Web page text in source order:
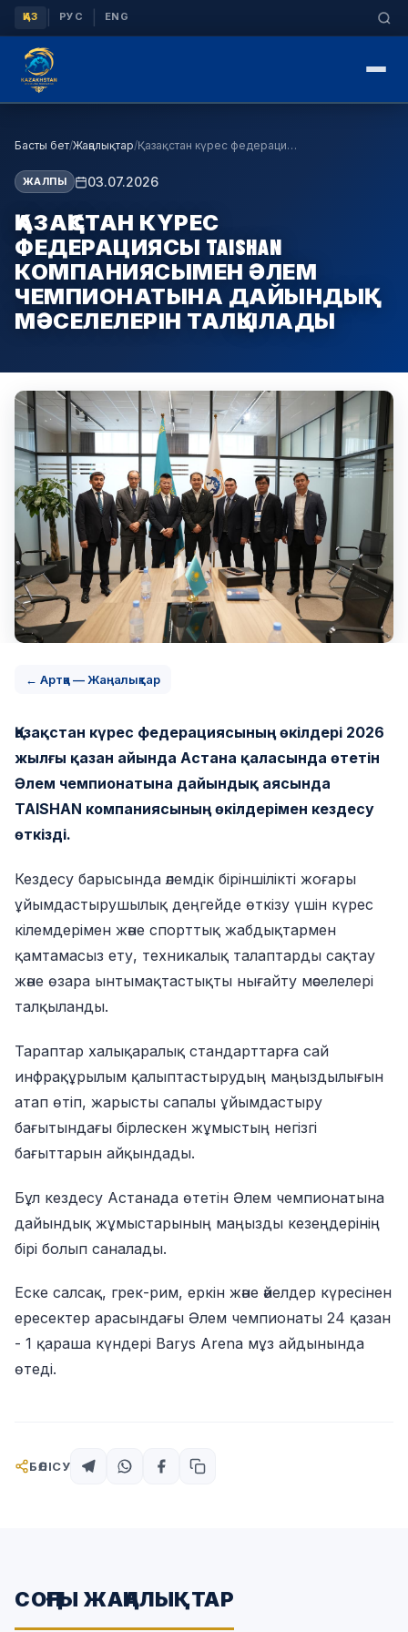
ҚАЗ РУС ENG
Басты бет/Жаңалықтар/ Қазақстан күрес федерациясы TAISHAN компаниясымен…
ЖАЛПЫ 03.07.2026
ҚАЗАҚСТАН КҮРЕС
ФЕДЕРАЦИЯСЫ TAISHAN
КОМПАНИЯСЫМЕН ӘЛЕМ
ЧЕМПИОНАТЫНА ДАЙЫНДЫҚ
МӘСЕЛЕЛЕРІН ТАЛҚЫЛАДЫ
← Артқа — Жаңалықтар
Қазақстан күрес федерациясының өкілдері 2026
жылғы қазан айында Астана қаласында өтетін
Әлем чемпионатына дайындық аясында
TAISHAN компаниясының өкілдерімен кездесу
өткізді.
Кездесу барысында әлемдік біріншілікті жоғары
ұйымдастырушылық деңгейде өткізу үшін күрес
кілемдерімен және спорттық жабдықтармен
қамтамасыз ету, техникалық талаптарды сақтау
және өзара ынтымақтастықты нығайту мәселелері
талқыланды.
Тараптар халықаралық стандарттарға сай
инфрақұрылым қалыптастырудың маңыздылығын
атап өтіп, жарысты сапалы ұйымдастыру
бағытындағы бірлескен жұмыстың негізгі
бағыттарын айқындады.
Бұл кездесу Астанада өтетін Әлем чемпионатына
дайындық жұмыстарының маңызды кезеңдерінің
бірі болып саналады.
Еске салсақ, грек-рим, еркін және әйелдер күресінен
ересектер арасындағы Әлем чемпионаты 24 қазан
- 1 қараша күндері Barys Arena мұз айдынында
өтеді.
БӨЛІСУ
СОҢҒЫ ЖАҢАЛЫҚТАР